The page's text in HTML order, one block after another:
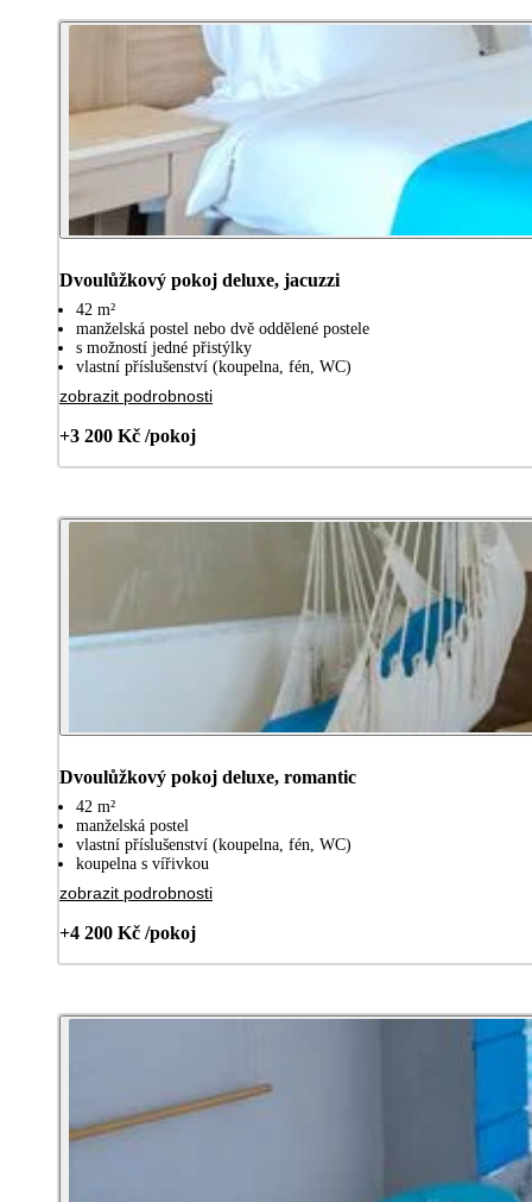
Dvoulůžkový pokoj deluxe, jacuzzi
42 m²
manželská postel nebo dvě oddělené postele
s možností jedné přistýlky
vlastní příslušenství (koupelna, fén, WC)
zobrazit podrobnosti
+3 200 Kč /pokoj
Dvoulůžkový pokoj deluxe, romantic
42 m²
manželská postel
vlastní příslušenství (koupelna, fén, WC)
koupelna s vířivkou
zobrazit podrobnosti
+4 200 Kč /pokoj